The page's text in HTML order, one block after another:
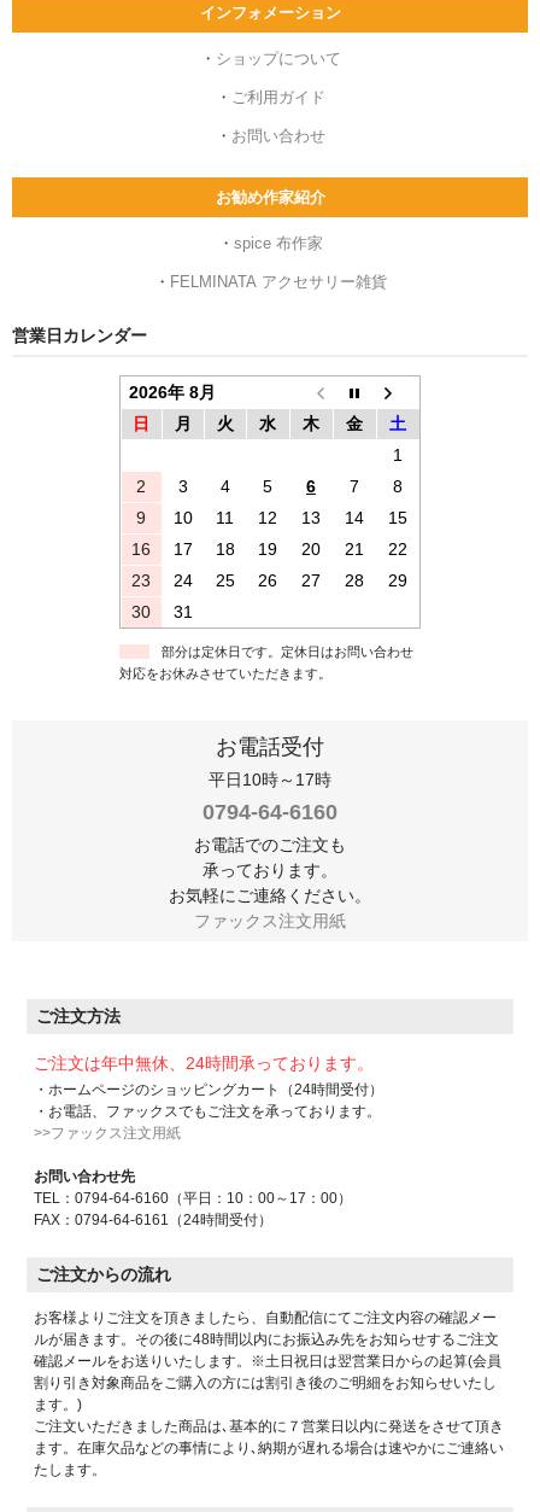
インフォメーション
・ ショップについて
・ ご利用ガイド
・ お問い合わせ
お勧め作家紹介
・ spice 布作家
・ FELMINATA アクセサリー雑貨
営業日カレンダー
2026年 8月
日
月 火 水 木 金
土
1
2
3 4 5 6 7
8
9
10 11 12 13 14
15
16
17 18 19 20 21
22
23
24 25 26 27 28
29
30
31
部分は定休日です。定休日はお問い合わせ
対応をお休みさせていただきます。
お電話受付
平日10時～17時
0794-64-6160
お電話でのご注文も
承っております。
お気軽にご連絡ください。
ファックス注文用紙
ご注文方法
ご注文は年中無休、24時間承っております。
・ホームページのショッピングカート（24時間受付）
・お電話、ファックスでもご注文を承っております。
>>ファックス注文用紙
お問い合わせ先
TEL：0794-64-6160（平日：10：00～17：00）
FAX：0794-64-6161（24時間受付）
ご注文からの流れ
お客様よりご注文を頂きましたら、自動配信にてご注文内容の確認メー
ルが届きます。その後に48時間以内にお振込み先をお知らせするご注文
確認メールをお送りいたします。※土日祝日は翌営業日からの起算(会員
割り引き対象商品をご購入の方には割引き後のご明細をお知らせいたし
ます。)
ご注文いただきました商品は､基本的に７営業日以内に発送をさせて頂き
ます。在庫欠品などの事情により､納期が遅れる場合は速やかにご連絡い
たします。